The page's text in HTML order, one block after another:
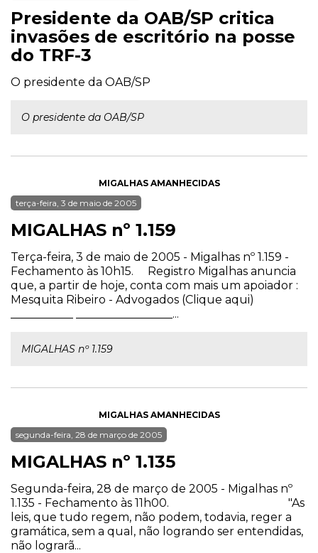
Presidente da OAB/SP critica
invasões de escritório na posse
do TRF-3
O presidente da OAB/SP
O presidente da OAB/SP
MIGALHAS AMANHECIDAS
terça-feira, 3 de maio de 2005
MIGALHAS nº 1.159
Terça-feira, 3 de maio de 2005 - Migalhas nº 1.159 -
Fechamento às 10h15. Registro Migalhas anuncia
que, a partir de hoje, conta com mais um apoiador :
Mesquita Ribeiro - Advogados (Clique aqui)
___________ _________________...
MIGALHAS nº 1.159
MIGALHAS AMANHECIDAS
segunda-feira, 28 de março de 2005
MIGALHAS nº 1.135
Segunda-feira, 28 de março de 2005 - Migalhas nº
1.135 - Fechamento às 11h00. "As
leis, que tudo regem, não podem, todavia, reger a
gramática, sem a qual, não logrando ser entendidas,
não lograrã...